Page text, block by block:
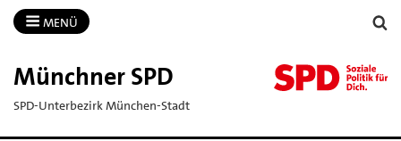
MENÜ
Münchner SPD
SPD-Unterbezirk München-Stadt